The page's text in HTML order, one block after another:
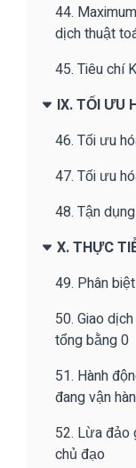
44.
dịch thuật
45. Tiêu chí
IX. TỐI ƯU
46. Tối ưu
47. Tối ưu
48. Tận
X. THỰC
49. Phân
50. Giao
tổng bằng 0
51. Hành
đang vận
52. Lừa đảo
chủ đạo